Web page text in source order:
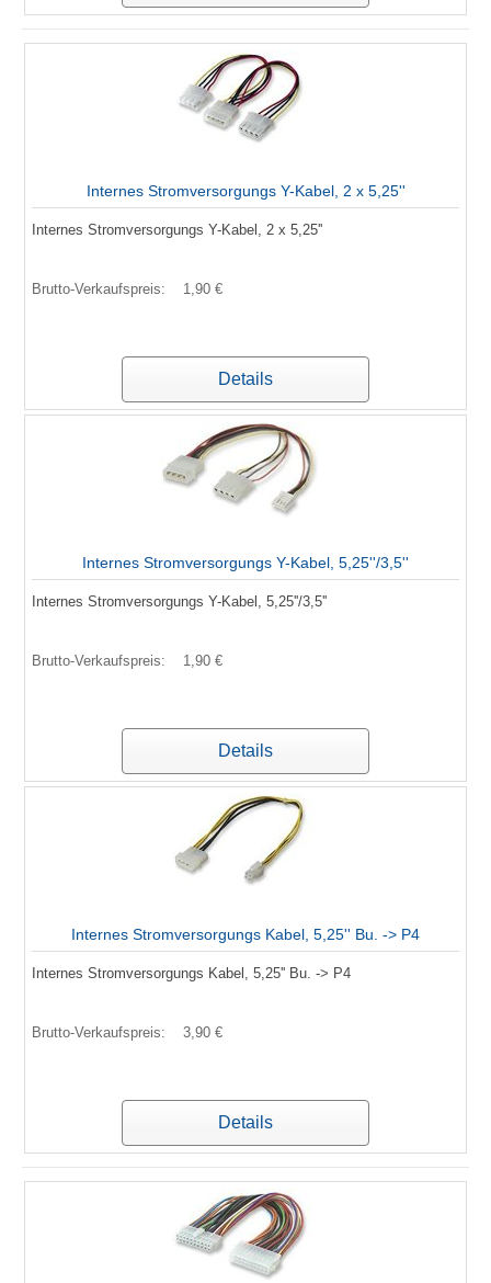
Internes Stromversorgungs Y-Kabel, 2 x 5,25''
Internes Stromversorgungs Y-Kabel, 2 x 5,25''
Brutto-Verkaufspreis: 1,90 €
Details
Internes Stromversorgungs Y-Kabel, 5,25''/3,5''
Internes Stromversorgungs Y-Kabel, 5,25''/3,5''
Brutto-Verkaufspreis: 1,90 €
Details
Internes Stromversorgungs Kabel, 5,25'' Bu. -> P4
Internes Stromversorgungs Kabel, 5,25'' Bu. -> P4
Brutto-Verkaufspreis: 3,90 €
Details